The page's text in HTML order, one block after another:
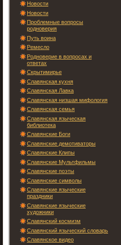
Новости
Новости
Проблемные вопросы
родноверия
Путь воина
Ремесло
Родноверие в вопросах и
ответах
Скрытимирье
Славянская кухня
Славянская Лавка
Славянская низшая мифология
Славянская семья
Славянская языческая
библиотека
Славянские Боги
Славянские демотиваторы
Славянские Клипы
Славянские Мультфильмы
Славянские поэты
Славянские символы
Славянские языческие
праздники
Славянские языческие
художники
Славянский космизм
Славянский языческий словарь
Славянское видео